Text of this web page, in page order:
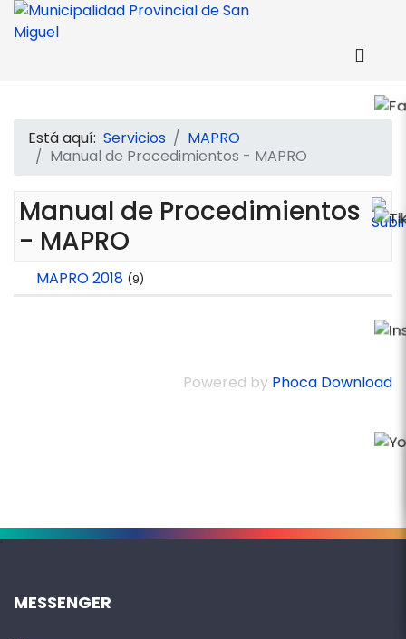
Está aquí: Servicios
MAPRO
Manual de Procedimientos - MAPRO
Manual de Procedimientos
- MAPRO
MAPRO 2018 (9)
Powered by Phoca Download
.
MESSENGER